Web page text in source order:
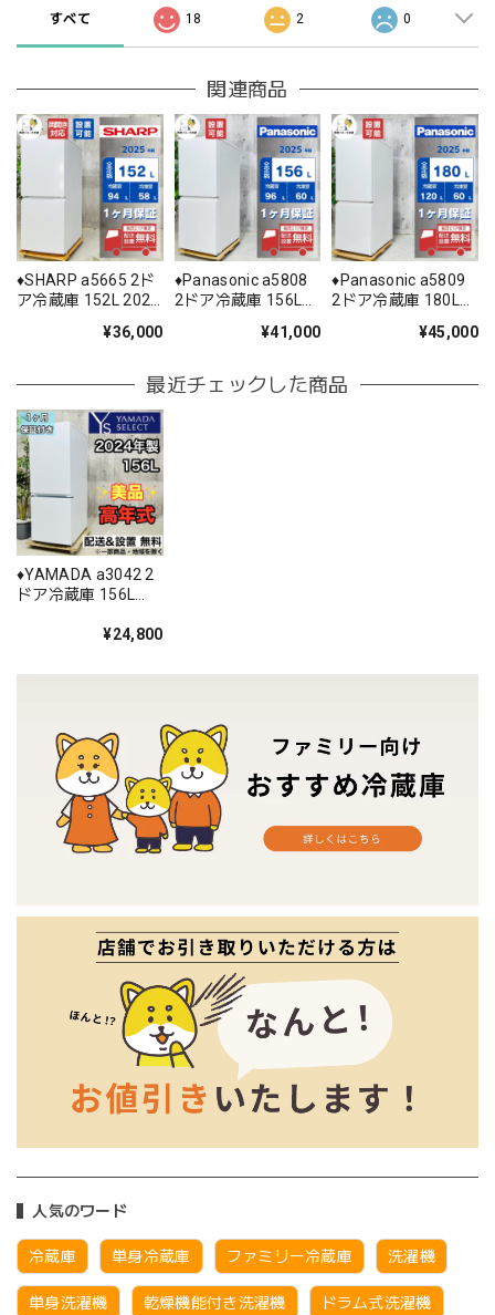
人気のワード
冷蔵庫 単身冷蔵庫 ファミリー冷蔵庫 洗濯機
単身洗濯機 乾燥機能付き洗濯機 ドラム式洗濯機
すべて 18 2 0
関連商品
♦️SHARP a5665 2ド
ア冷蔵庫 152L 2025
¥36,000
♦️Panasonic a5808
2ドア冷蔵庫 156L
¥41,000
♦️Panasonic a5809
2ドア冷蔵庫 180L
¥45,000
最近チェックした商品
♦️YAMADA a3042 2
ドア冷蔵庫 156L
¥24,800